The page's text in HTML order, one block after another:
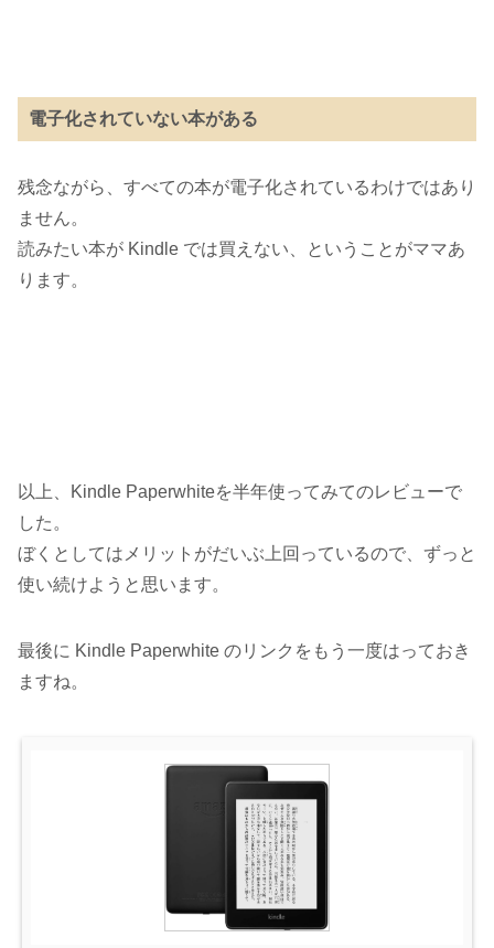
電子化されていない本がある
残念ながら、すべての本が電子化されているわけではあり
ません。
読みたい本が Kindle では買えない、ということがママあ
ります。
以上、Kindle Paperwhiteを半年使ってみてのレビューで
した。
ぼくとしてはメリットがだいぶ上回っているので、ずっと
使い続けようと思います。
最後に Kindle Paperwhite のリンクをもう一度はっておき
ますね。